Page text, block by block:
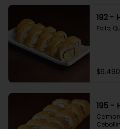
192 -
Pollo,
$6.490
195 -
Cebollin